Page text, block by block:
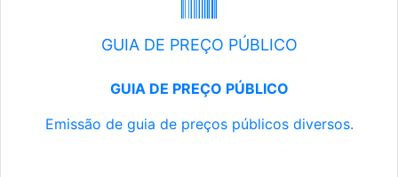
GUIA DE PREÇO PÚBLICO
GUIA DE PREÇO PÚBLICO
Emissão de guia de preços públicos diversos.